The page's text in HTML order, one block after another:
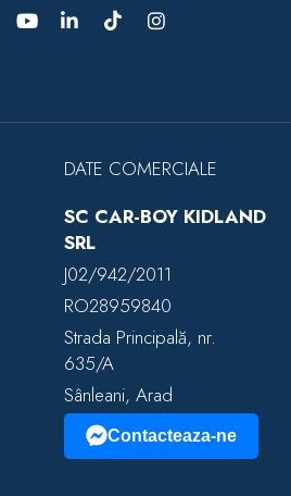
DATE COMERCIALE
SC CAR-BOY KIDLAND
SRL
J02/942/2011
RO28959840
Strada Principală, nr.
635/A
Sânleani, Arad
Contacteaza-ne